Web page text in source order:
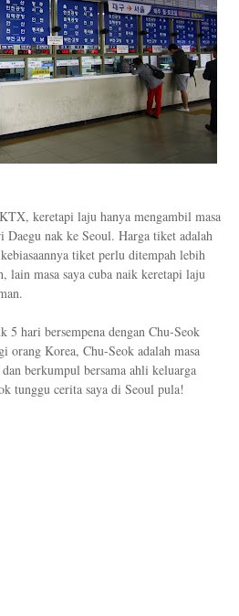
keretapi laju hanya mengambil masa
Daegu nak ke Seoul. Harga tiket adalah
tiket perlu ditempah lebih
lain masa saya cuba naik keretapi laju
5 hari bersempena dengan Chu-Seok
orang Korea, Chu-Seok adalah masa
berkumpul bersama ahli keluarga
tunggu cerita saya di Seoul pula!